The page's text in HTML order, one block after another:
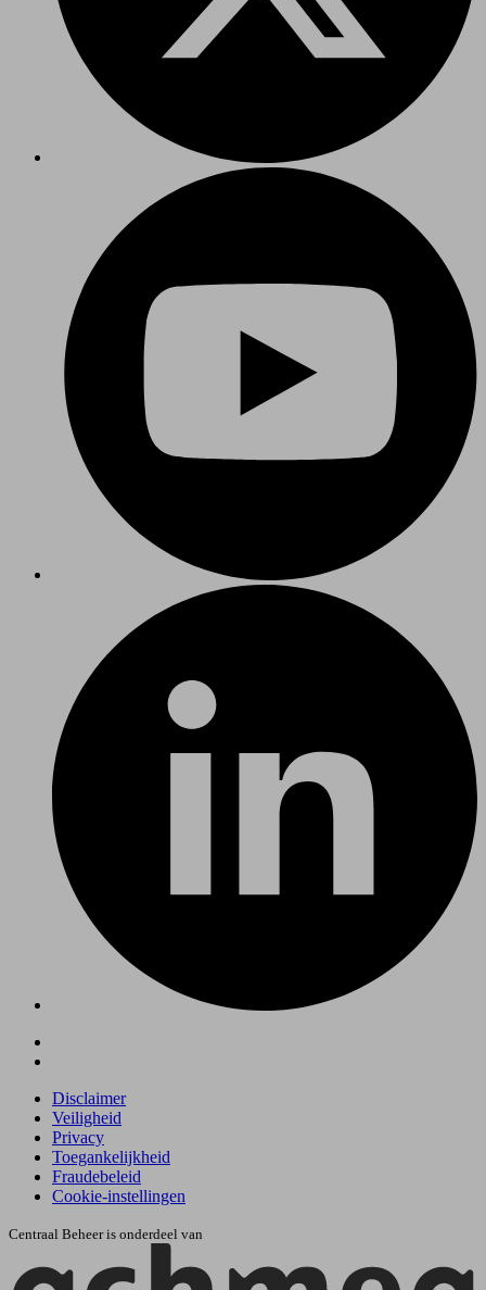
Disclaimer
Veiligheid
Privacy
Toegankelijkheid
Fraudebeleid
Cookie-instellingen
Centraal Beheer is onderdeel van